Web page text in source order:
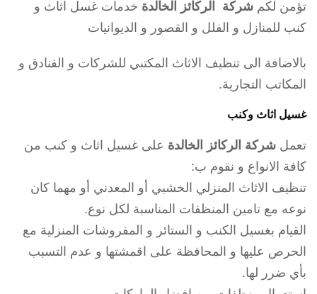
تؤمن لكم شركة الركائز الخالدة خدمات غسل اثاث و
كنب للمنازل و الفلل و القصور و الديوانيات
بالاضافة الى تنظيف الاثاث المكتبي للشركات و الفنادق و
المكاتب التجارية.
غسيل اثاث وكنب
تعمل شركة الركائز الخالدة على غسيل اثاث و كنب من
كافة الانواع و نقوم ب:
تنظيف الاثاث المنزلي الخشبي أو المعدني أو مهما كان
نوعه مع تامين المنظفات المناسبة لكل نوع.
القيام بغسيل الكنب و الستائر و المفروشات المنزلية مع
الحرص عليها و المحافظة على اقمشتها و عدم التسبب
بأي ضرر لها.